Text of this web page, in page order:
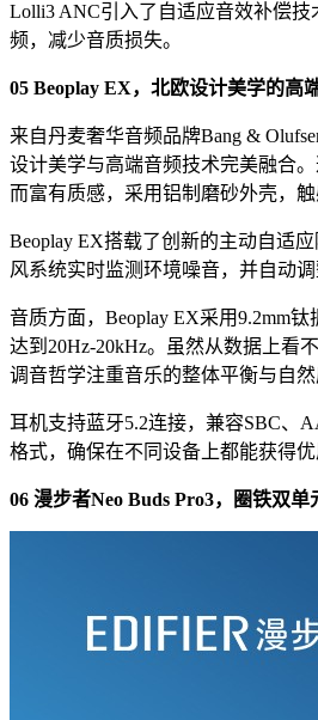
Lolli3 ANC引入了自适应音效补偿
频，减少音质损失。
05 Beoplay EX，北欧设计美学的高
来自丹麦奢华音频品牌Bang &
设计美学与高端音频技术完美融合
而富有质感，采用铝制磨砂外壳，触
Beoplay EX搭载了创新的主动自适
风系统实时监测环境噪音，并自动调
音质方面，Beoplay EX采用9.2mm
达到20Hz-20kHz。虽然从数据上看
调音哲学注重音乐的整体平衡与自然
耳机支持蓝牙5.2连接，兼容SBC、
格式，确保在不同设备上都能获得优
06 漫步者Neo Buds Pro3，圈铁双单